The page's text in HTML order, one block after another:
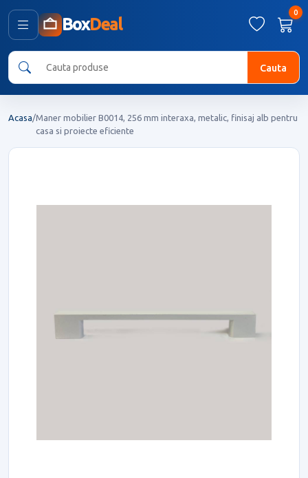
BoxDeal
0
Cauta
Acasa/Maner mobilier B0014, 256 mm interaxa, metalic, finisaj alb pentru
casa si proiecte eficiente